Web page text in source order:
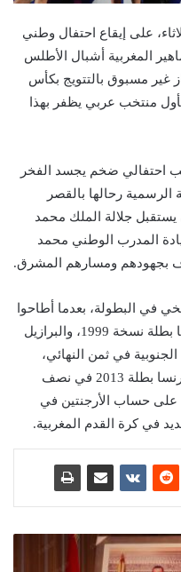
على إيقاع احتفال وطني
المغربية أشبال الأطلس
مسبوق بالتتويج بكأس
كأول منتخب عربي يظفر بهذا
احتفالي ضخم يجسد الفخر
الرسمية رحالها بالقصر
جلالة الملك محمد
المدرب الوطني محمد
بجهودهم ومسارهم المشرق.
في البطولة، بعدما أطاحوا
بمنتخبات عالمية كبرى؛ فهزموا إسبانيا بطلة نسخة 1999، والبرازيل
في ثمن النهائي،
والولايات المتحدة في ربع النهائي، وفرنسا بطلة 2013 في نصف
على حساب الأرجنتين في
في كرة القدم المغربية.